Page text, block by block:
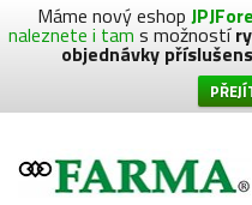
Máme nový eshop
naleznete i tam s možností
objednávky